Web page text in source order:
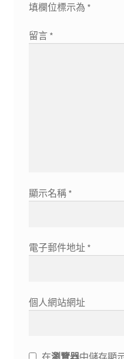
填欄位標示為 *
留言 *
顯示名稱 *
電子郵件地址 *
個人網站網址